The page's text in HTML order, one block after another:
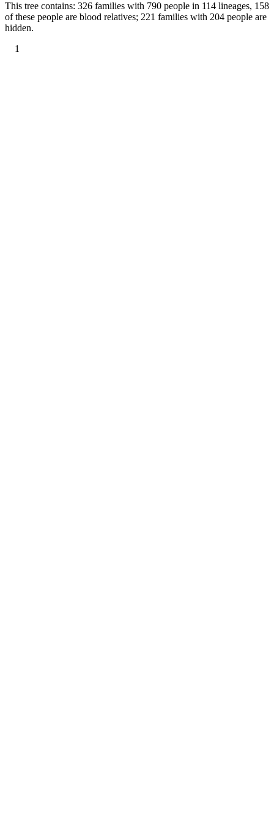
This tree contains: 326 families with 790 people in 114 lineages, 158
of these people are blood relatives; 221 families with 204 people are
hidden.
1